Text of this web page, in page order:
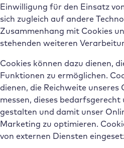
Einwilligung für den Einsatz
sich zugleich auf andere
Zusammenhang mit Cookies
stehenden weiteren
Cookies können dazu dienen,
Funktionen zu ermöglichen.
dienen, die Reichweite unseres
messen, dieses
gestalten und damit unser
Marketing zu optimieren.
von externen Diensten